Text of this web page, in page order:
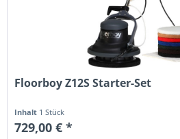
Floorboy Z12S Starter-Set
Inhalt 1 Stück
729,00 € *